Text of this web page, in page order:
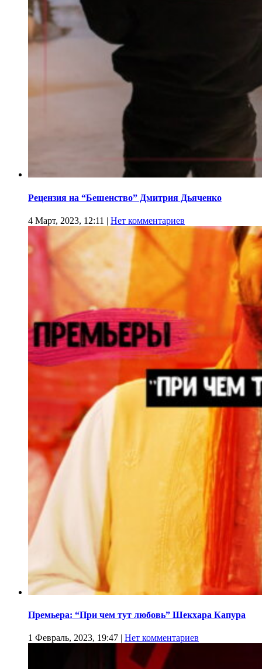
Рецензия на “Бешенство” Дмитрия Дьяченко
4 Март, 2023, 12:11 | Нет комментариев
Премьера: “При чем тут любовь” Шекхара Капура
1 Февраль, 2023, 19:47 | Нет комментариев